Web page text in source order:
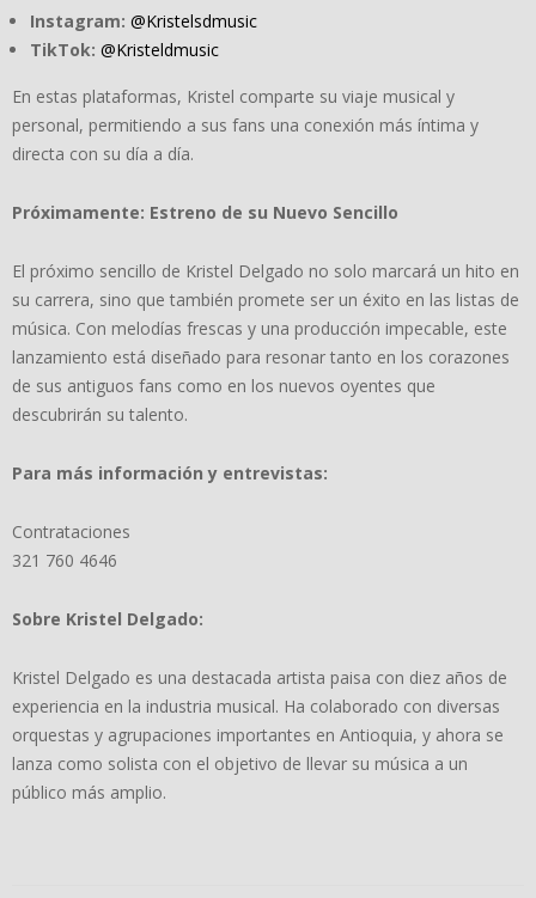
Instagram: @Kristelsdmusic
TikTok: @Kristeldmusic
En estas plataformas, Kristel comparte su viaje musical y
personal, permitiendo a sus fans una conexión más íntima y
directa con su día a día.
Próximamente: Estreno de su Nuevo Sencillo
El próximo sencillo de Kristel Delgado no solo marcará un hito en
su carrera, sino que también promete ser un éxito en las listas de
música. Con melodías frescas y una producción impecable, este
lanzamiento está diseñado para resonar tanto en los corazones
de sus antiguos fans como en los nuevos oyentes que
descubrirán su talento.
Para más información y entrevistas:
Contrataciones
321 760 4646
Sobre Kristel Delgado:
Kristel Delgado es una destacada artista paisa con diez años de
experiencia en la industria musical. Ha colaborado con diversas
orquestas y agrupaciones importantes en Antioquia, y ahora se
lanza como solista con el objetivo de llevar su música a un
público más amplio.